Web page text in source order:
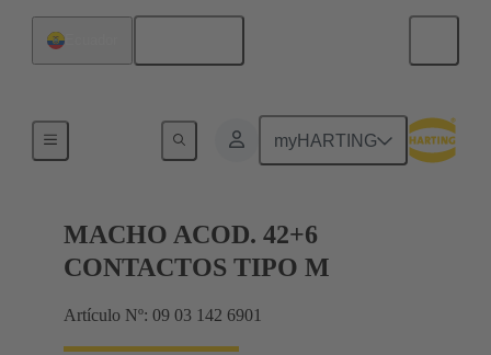
myHARTING
Terminación de placa madre a tarjeta hija
MACHO ACOD. 42+6
CONTACTOS TIPO M
Artículo Nº: 09 03 142 6901